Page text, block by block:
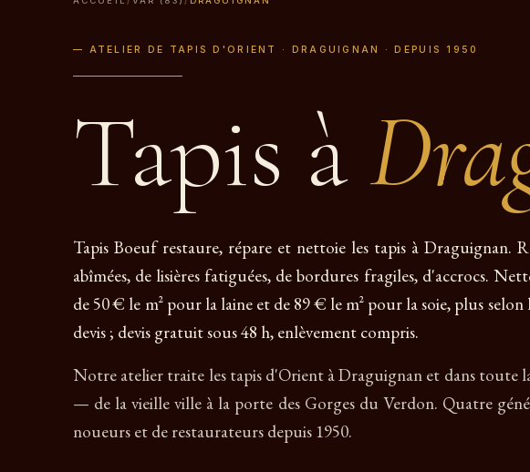
— ATELIER DE TAPIS D'ORIENT · DRAGUIGNAN · DEPUIS 1950
Tapis à
Tapis Boeuf restaure, répare et nettoie les tapis à Draguignan.
abîmées, de lisières fatiguées, de bordures fragiles, d'accrocs.
de 50 € le m² pour la laine et de 89 € le m² pour la soie, plus
devis ; devis gratuit sous 48 h, enlèvement compris.
Notre atelier traite les tapis d'Orient à Draguignan et dans toute
— de la vieille ville à la porte des Gorges du Verdon. Quatre
noueurs et de restaurateurs depuis 1950.